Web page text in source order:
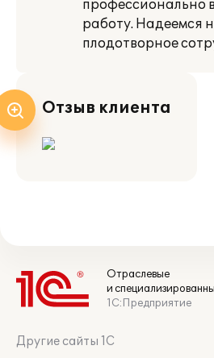
профессионально
работу. Надеемся
плодотворное
Отзыв клиента
Отраслевые
и
1С:Предприятие
Другие сайты 1С